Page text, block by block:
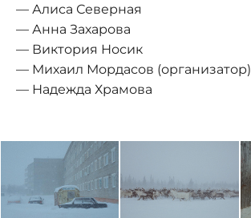
Алиса Северная
Анна Захарова
Виктория Носик
Михаил Мордасов (организатор)
Надежда Храмова